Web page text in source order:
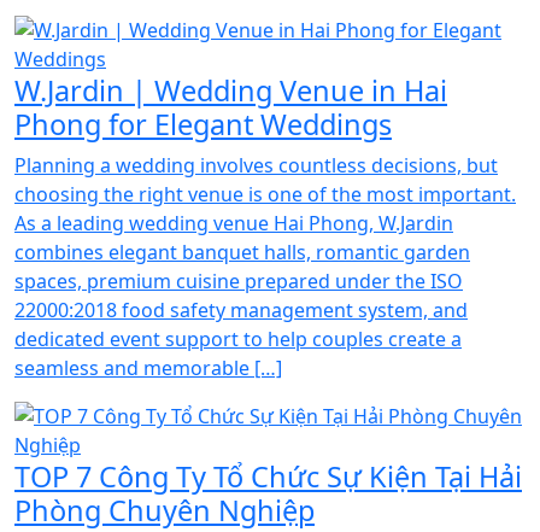
W.Jardin | Wedding Venue in Hai
Phong for Elegant Weddings
Planning a wedding involves countless decisions, but
choosing the right venue is one of the most important.
As a leading wedding venue Hai Phong, W.Jardin
combines elegant banquet halls, romantic garden
spaces, premium cuisine prepared under the ISO
22000:2018 food safety management system, and
dedicated event support to help couples create a
seamless and memorable […]
TOP 7 Công Ty Tổ Chức Sự Kiện Tại Hải
Phòng Chuyên Nghiệp